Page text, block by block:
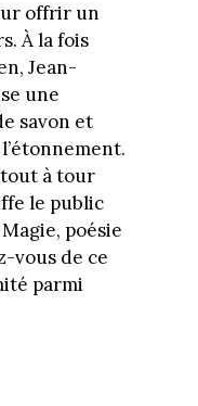
offrir un
À la fois
Jean-
une
savon et
à tour
le public
poésie
vous de ce
parmi